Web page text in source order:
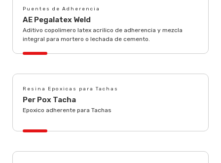
Puentes de Adherencia
AE Pegalatex Weld
Aditivo copolimero latex acrilico de adherencia y mezcla
integral para mortero o lechada de cemento.
Resina Epoxicas para Tachas
Per Pox Tacha
Epoxico adherente para Tachas